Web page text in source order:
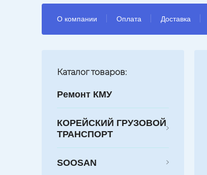
О компании Оплата Доставка
Каталог товаров:
Ремонт КМУ
КОРЕЙСКИЙ ГРУЗОВОЙ
ТРАНСПОРТ
SOOSAN